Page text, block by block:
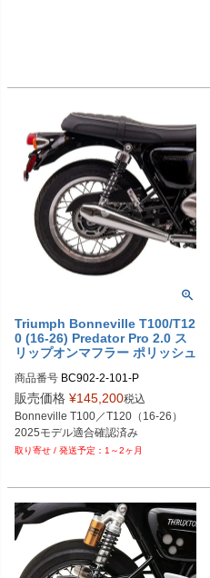
Triumph Bonneville T100/T12
0 (16-26) Predator Pro 2.0 ス
リップオンマフラー ポリッシュ
商品番号 BC902-2-101-P
販売価格 ¥145,200税込
Bonneville T100／T120（16-26）
2025モデル適合確認済み
1～2ヶ月